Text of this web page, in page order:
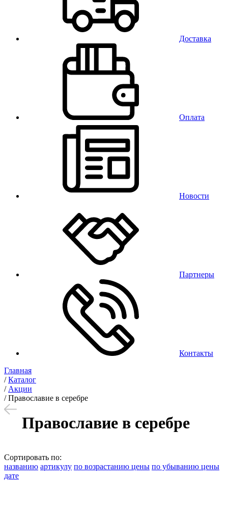
Доставка
Оплата
Новости
Партнеры
Контакты
Главная
/Каталог
/ Акции
/Православие в серебре
Православие в серебре
Сортировать по:
названию артикулу по возрастанию цены по убыванию цены
дате